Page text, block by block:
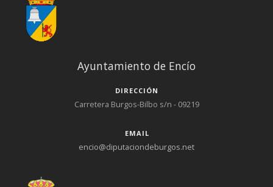
Ayuntamiento de Encío
DIRECCIÓN
Carretera Burgos-Bilbo s/n - 09219
EMAIL
encio@diputaciondeburgos.net